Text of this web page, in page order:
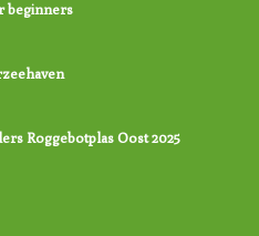
beginners
Roggebotplas Oost 2025